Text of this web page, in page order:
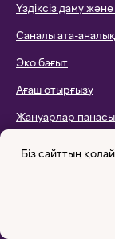
Біз сайттың
Үздіксіз даму
Саналы ата-аналық
Эко бағыт
Ағаш отырғызу
Жануарлар